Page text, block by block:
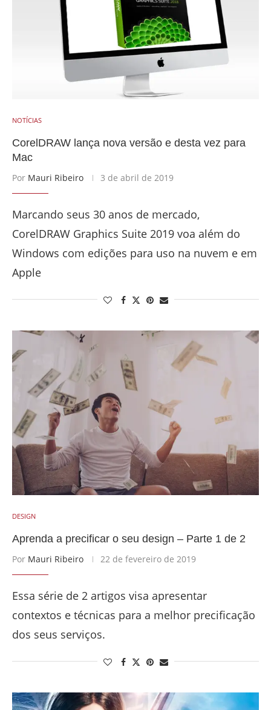
NOTÍCIAS
CorelDRAW lança nova versão e desta vez para
Mac
Por Mauri Ribeiro 3 de abril de 2019
Marcando seus 30 anos de mercado,
CorelDRAW Graphics Suite 2019 voa além do
Windows com edições para uso na nuvem e em
Apple
DESIGN
Aprenda a precificar o seu design – Parte 1 de 2
Por Mauri Ribeiro 22 de fevereiro de 2019
Essa série de 2 artigos visa apresentar
contextos e técnicas para a melhor precificação
dos seus serviços.